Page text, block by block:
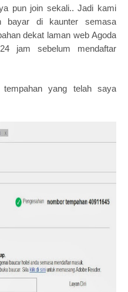
pun join sekali.. Jadi kami
di kaunter semasa
dekat laman web Agoda
jam sebelum mendaftar
yang telah saya